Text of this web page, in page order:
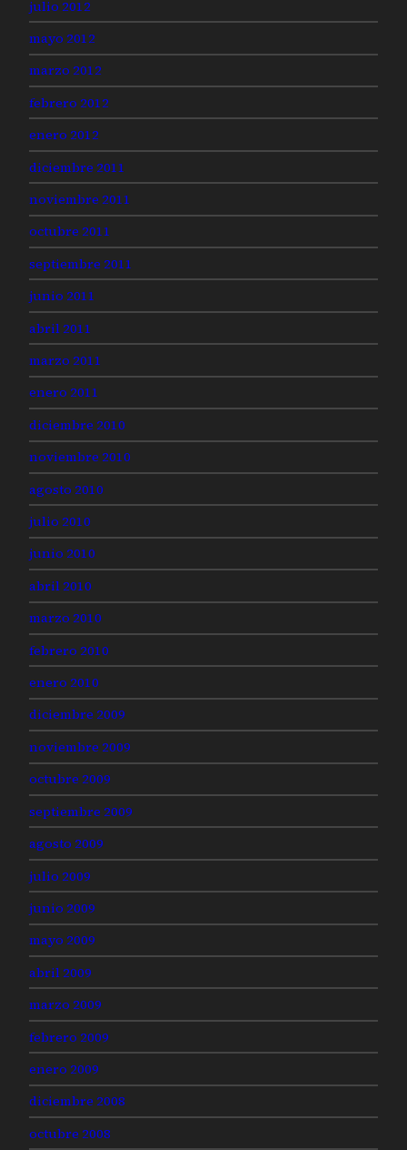
julio 2012
mayo 2012
marzo 2012
febrero 2012
enero 2012
diciembre 2011
noviembre 2011
octubre 2011
septiembre 2011
junio 2011
abril 2011
marzo 2011
enero 2011
diciembre 2010
noviembre 2010
agosto 2010
julio 2010
junio 2010
abril 2010
marzo 2010
febrero 2010
enero 2010
diciembre 2009
noviembre 2009
octubre 2009
septiembre 2009
agosto 2009
julio 2009
junio 2009
mayo 2009
abril 2009
marzo 2009
febrero 2009
enero 2009
diciembre 2008
octubre 2008